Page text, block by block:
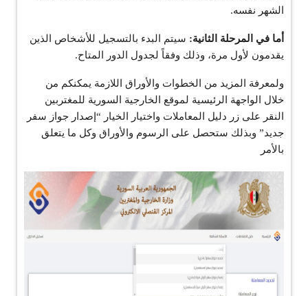
الشهر نفسه.
أما في المرحلة الثانية: سيتم البدء بالتسجيل للأشخاص الذين
يقدمون لأول مرة، وذلك وفقاً لجدول الدور المتاح.
ولمعرفة المزيد من الخطوات والأوراق اللازمة يمكنكم من
خلال الواجهة الرئيسية لموقع الخارجية السورية للمغتربين
النقر على زر دليل المعاملات واختيار الخيار “إصدار جواز سفر
جديد” وبذلك ستحصل على الرسوم والأوراق وكل ما يتعلق
بالأمر